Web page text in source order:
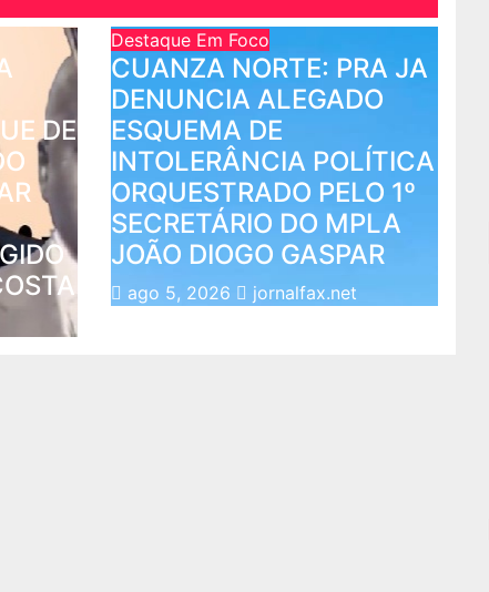
DE
Destaque Em Foco
CUANZA NORTE: PRA JA
DENUNCIA ALEGADO
ESQUEMA DE
INTOLERÂNCIA POLÍTICA
ORQUESTRADO PELO 1º
SECRETÁRIO DO MPLA
JOÃO DIOGO GASPAR
ago 5, 2026 jornalfax.net